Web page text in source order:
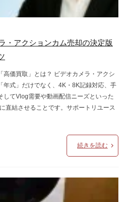
・アクションカム売却の決定版
高価買取」とは？ ビデオカメラ・アクシ
年式」だけでなく、4K・8K記録対応、手
してVlog需要や動画配信ニーズといった
直結させることです。サポートリユース
続きを読む